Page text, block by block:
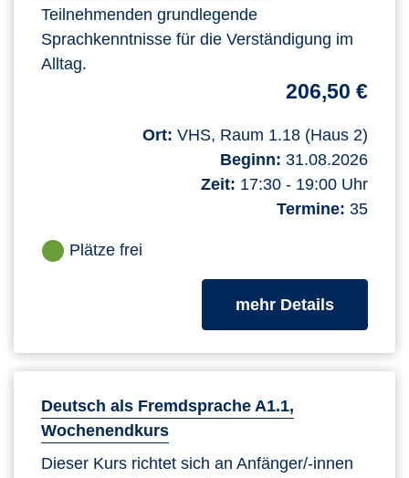
Teilnehmenden grundlegende
Sprachkenntnisse für die Verständigung im
Alltag.
206,50 €
Ort: VHS, Raum 1.18 (Haus 2)
Beginn: 31.08.2026
Zeit: 17:30 - 19:00 Uhr
Termine: 35
Plätze frei
mehr Detailszum
Deutsch als Fremdsprache A1.1,
Wochenendkurs
Dieser Kurs richtet sich an Anfänger/-innen